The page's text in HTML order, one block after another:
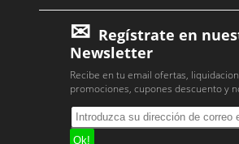
Regístrate en
Newsletter
Recibe en tu email ofertas,
promociones, cupones descuento y